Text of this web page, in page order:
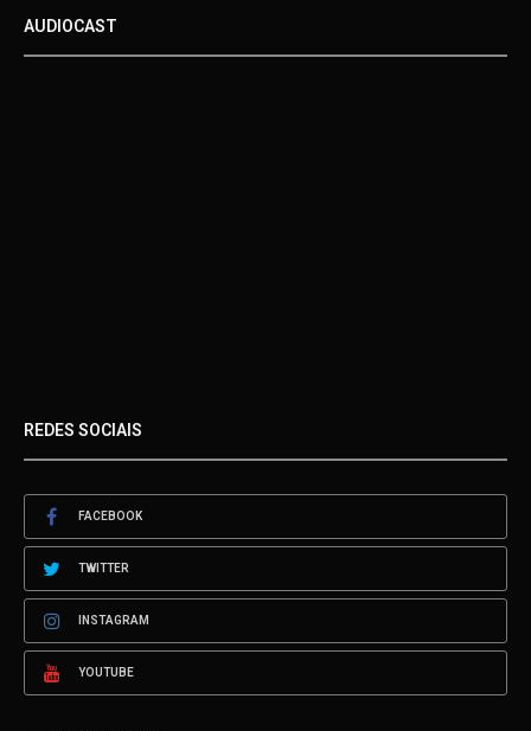
AUDIOCAST
REDES SOCIAIS
FACEBOOK
TWITTER
INSTAGRAM
YOUTUBE